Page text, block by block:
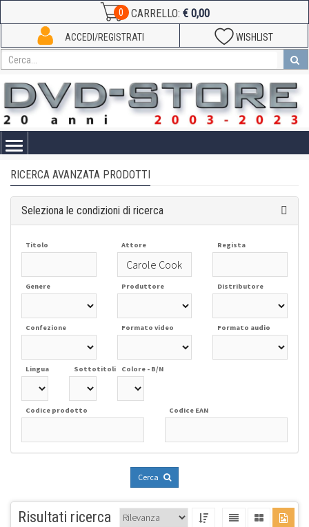
0 CARRELLO: € 0,00
WISHLIST
ACCEDI/REGISTRATI
Toggle
RICERCA AVANZATA PRODOTTI
Seleziona le condizioni di ricerca
Titolo Attore Regista
Genere Produttore Distributore
Confezione Formato video Formato audio
Lingua Sottotitoli Colore - B/N
Codice prodotto Codice EAN
Cerca
Risultati ricerca